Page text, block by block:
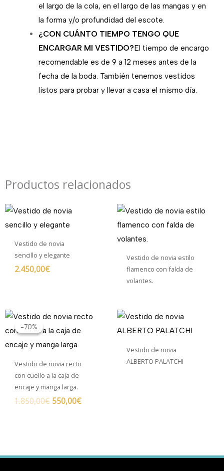
el largo de la cola, en el largo de las mangas y en
la forma y/o profundidad del escote.
¿CON CUÁNTO TIEMPO TENGO QUE
ENCARGAR MI VESTIDO?El tiempo de encargo
recomendable es de 9 a 12 meses antes de la
fecha de la boda. También tenemos vestidos
listos para probar y llevar a casa el mismo día.
Productos relacionados
Vestido de novia
sencillo y elegante
2.450,00€
Vestido de novia estilo
flamenco con falda de
volantes.
-70%
-70%
Vestido de novia recto
con cuello a la caja de
encaje y manga larga.
1.850,00€
El
original
era:
550,00€
El
Vestido de novia
ALBERTO PALATCHI